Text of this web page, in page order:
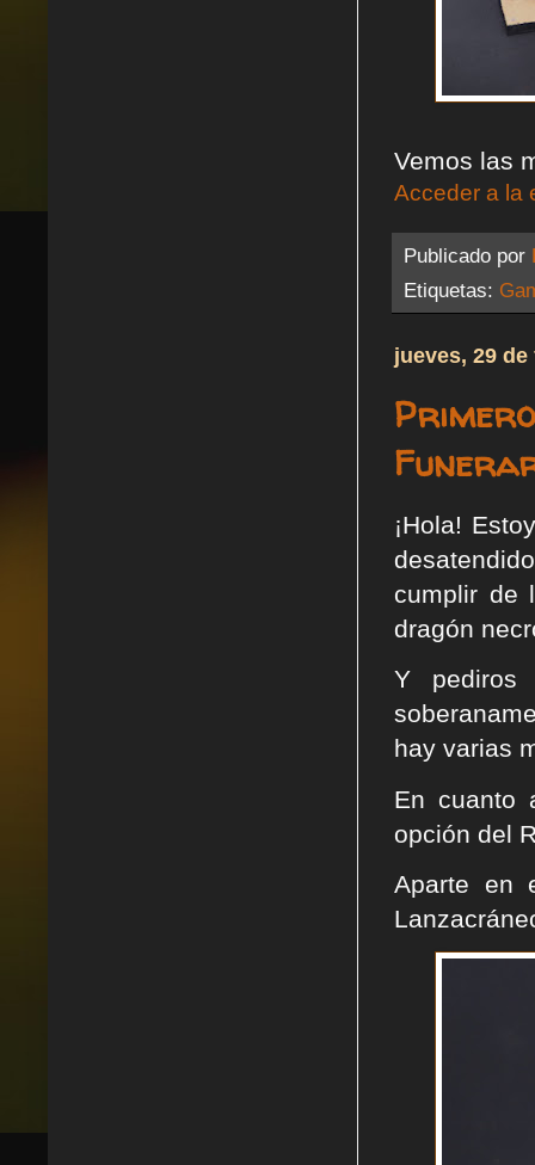
Vemos las
Acceder a la
Publicado por
Etiquetas:
jueves, 29
¡Hola!
cumplir de
dragón
Y pediros
hay varias
En cuanto
opción del
Aparte en